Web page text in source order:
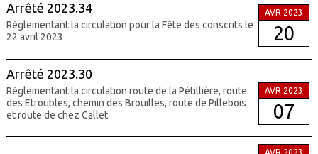
Arrêté 2023.34
Réglementant la circulation pour la Fête des conscrits le
22 avril 2023
AVR 2023
20
Arrêté 2023.30
Réglementant la circulation route de la Pétillière, route
des Etroubles, chemin des Brouilles, route de Pillebois
et route de chez Callet
AVR 2023
07